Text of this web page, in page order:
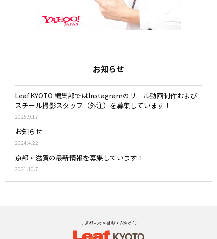
お知らせ
Leaf KYOTO 編集部ではInstagramのリール動画制作および
スチール撮影スタッフ（外注）を募集しています！
2025.9.17
お知らせ
2024.4.22
京都・滋賀の最新情報を募集しています！
2021.10.7